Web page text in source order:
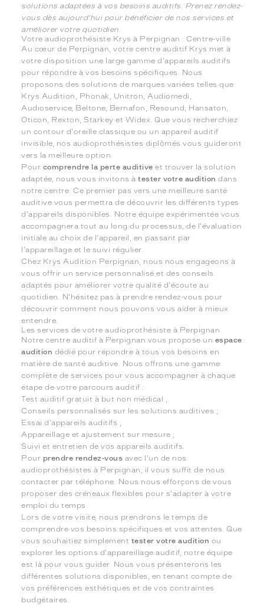
solutions adaptées à vos besoins auditifs. Prenez rendez-
vous dès aujourd'hui pour bénéficier de nos services et
améliorer votre quotidien.
Votre audioprothésiste Krys à Perpignan : Centre-ville
Au cœur de Perpignan, votre centre auditif Krys met à
votre disposition une large gamme d'appareils auditifs
pour répondre à vos besoins spécifiques. Nous
proposons des solutions de marques variées telles que
Krys Audition, Phonak, Unitron, Audiomedi,
Audioservice, Beltone, Bernafon, Resound, Hansaton,
Oticon, Rexton, Starkey et Widex. Que vous recherchiez
un contour d'oreille classique ou un appareil auditif
invisible, nos audioprothésistes diplômés vous guideront
vers la meilleure option.
Pour comprendre la perte auditive et trouver la solution
adaptée, nous vous invitons àtester votre audition dans
notre centre. Ce premier pas vers une meilleure santé
auditive vous permettra de découvrir les différents types
d'appareils disponibles. Notre équipe expérimentée vous
accompagnera tout au long du processus, de l'évaluation
initiale au choix de l'appareil, en passant par
l'appareillage et le suivi régulier.
Chez Krys Audition Perpignan, nous nous engageons à
vous offrir un service personnalisé et des conseils
adaptés pour améliorer votre qualité d'écoute au
quotidien. N'hésitez pas à prendre rendez-vous pour
découvrir comment nous pouvons vous aider à mieux
entendre.
Les services de votre audioprothésiste à Perpignan
Notre centre auditif à Perpignan vous propose un espace
audition dédié pour répondre à tous vos besoins en
matière de santé auditive. Nous offrons une gamme
complète de services pour vous accompagner à chaque
étape de votre parcours auditif :
Test auditif gratuit à but non médical ;
Conseils personnalisés sur les solutions auditives ;
Essai d'appareils auditifs ;
Appareillage et ajustement sur mesure ;
Suivi et entretien de vos appareils auditifs.
Pour prendre rendez-vous avec l'un de nos
audioprothésistes à Perpignan, il vous suffit de nous
contacter par téléphone. Nous nous efforçons de vous
proposer des créneaux flexibles pour s'adapter à votre
emploi du temps.
Lors de votre visite, nous prendrons le temps de
comprendre vos besoins spécifiques et vos attentes. Que
vous souhaitiez simplement tester votre audition ou
explorer les options d'appareillage auditif, notre équipe
est là pour vous guider. Nous vous présenterons les
différentes solutions disponibles, en tenant compte de
vos préférences esthétiques et de vos contraintes
budgétaires.